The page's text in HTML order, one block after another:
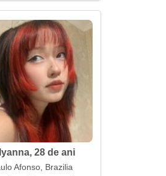
28 de ani
Afonso, Brazilia